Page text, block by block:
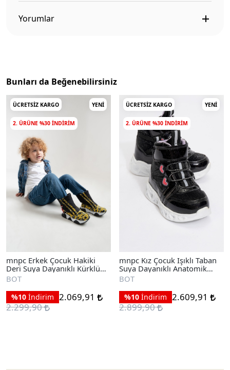
Yorumlar
Bunları da Beğenebilirsiniz
ÜCRETSIZ KARGO YENI
2. ÜRÜNE %30 INDIRIM
mnpc Erkek Çocuk Hakiki
Deri Suya Dayanıklı Kürklü
Günlük Bot
BOT
%10 İndirim 2.069,91
2.299,90
ÜCRETSIZ KARGO YENI
2. ÜRÜNE %30 INDIRIM
mnpc Kız Çocuk Işıklı Taban
Suya Dayanıklı Anatomik
Günlük Bot
BOT
%10 İndirim 2.609,91
2.899,90